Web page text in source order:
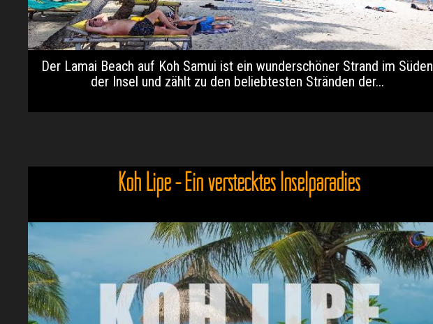
Der Lamai Beach auf Koh Samui ist ein wunderschöner Strand im Süden
der Insel und zählt zu den beliebtesten Stränden der...
Koh Lipe - Ein verstecktes Inselparadies